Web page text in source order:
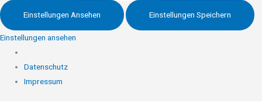
Einstellungen Ansehen Einstellungen Speichern
Einstellungen ansehen
Datenschutz
Impressum